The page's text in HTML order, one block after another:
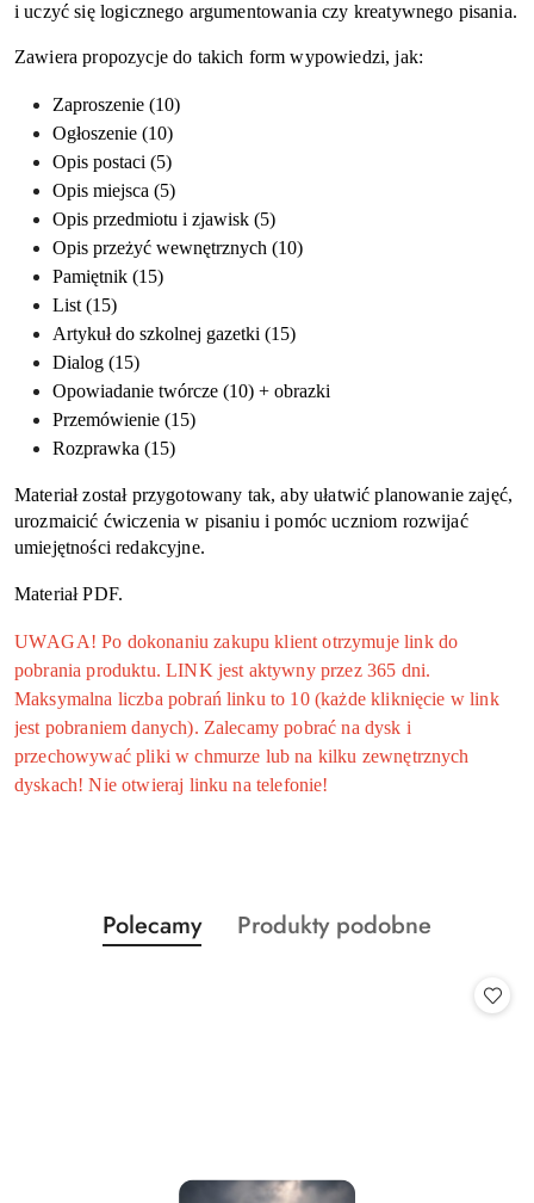
i uczyć się logicznego argumentowania czy kreatywnego pisania.
Zawiera propozycje do takich form wypowiedzi, jak:
Zaproszenie (10)
Ogłoszenie (10)
Opis postaci (5)
Opis miejsca (5)
Opis przedmiotu i zjawisk (5)
Opis przeżyć wewnętrznych (10)
Pamiętnik (15)
List (15)
Artykuł do szkolnej gazetki (15)
Dialog (15)
Opowiadanie twórcze (10) + obrazki
Przemówienie (15)
Rozprawka (15)
Materiał został przygotowany tak, aby ułatwić planowanie zajęć,
urozmaicić ćwiczenia w pisaniu i pomóc uczniom rozwijać
umiejętności redakcyjne.
Materiał PDF.
UWAGA! Po dokonaniu zakupu klient otrzymuje link do
pobrania produktu. LINK jest aktywny przez 365 dni.
Maksymalna liczba pobrań linku to 10 (każde kliknięcie w link
jest pobraniem danych). Zalecamy pobrać na dysk i
przechowywać pliki w chmurze lub na kilku zewnętrznych
dyskach! Nie otwieraj linku na telefonie!
Pomiń karuzelę produktów
Produkty
o
Polecamy
Produkty
Produkty podobne